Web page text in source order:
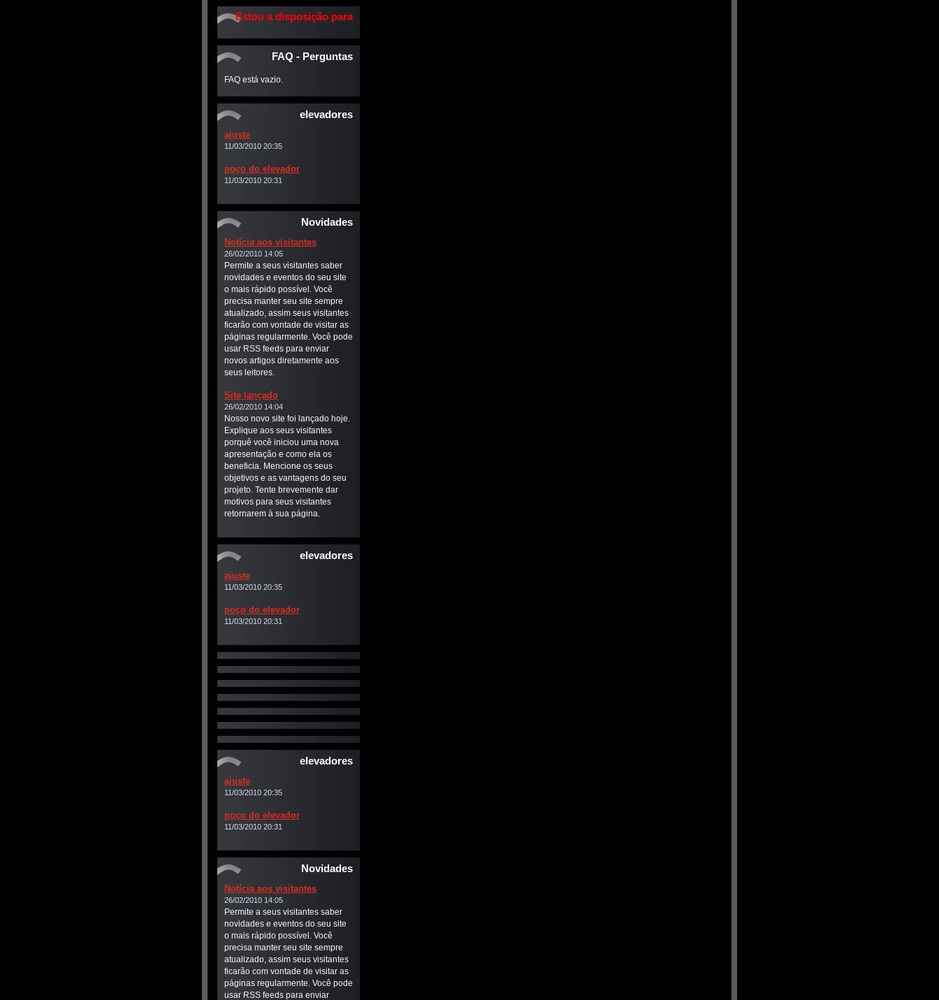
Estou a disposição para
possivel intrevista.
FAQ - Perguntas
FAQ está vazio.
elevadores
ajuste
11/03/2010 20:35
poço do elevador
11/03/2010 20:31
Novidades
Notícia aos visitantes
26/02/2010 14:05
Permite a seus visitantes saber
novidades e eventos do seu site
o mais rápido possível. Você
precisa manter seu site sempre
atualizado, assim seus visitantes
ficarão com vontade de visitar as
páginas regularmente. Você pode
usar RSS feeds para enviar
novos artigos diretamente aos
seus leitores.
Site lançado
26/02/2010 14:04
Nosso novo site foi lançado hoje.
Explique aos seus visitantes
porquê você iniciou uma nova
apresentação e como ela os
beneficia. Mencione os seus
objetivos e as vantagens do seu
projeto. Tente brevemente dar
motivos para seus visitantes
retornarem à sua página.
elevadores
ajuste
11/03/2010 20:35
poço do elevador
11/03/2010 20:31
elevadores
ajuste
11/03/2010 20:35
poço do elevador
11/03/2010 20:31
Novidades
Notícia aos visitantes
26/02/2010 14:05
Permite a seus visitantes saber
novidades e eventos do seu site
o mais rápido possível. Você
precisa manter seu site sempre
atualizado, assim seus visitantes
ficarão com vontade de visitar as
páginas regularmente. Você pode
usar RSS feeds para enviar